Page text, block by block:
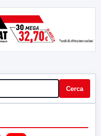
Cerca